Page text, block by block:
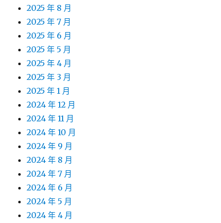
2025 年 8 月
2025 年 7 月
2025 年 6 月
2025 年 5 月
2025 年 4 月
2025 年 3 月
2025 年 1 月
2024 年 12 月
2024 年 11 月
2024 年 10 月
2024 年 9 月
2024 年 8 月
2024 年 7 月
2024 年 6 月
2024 年 5 月
2024 年 4 月